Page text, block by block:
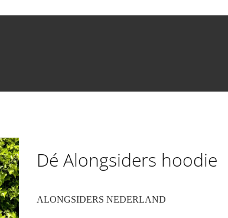
Dé Alongsiders hoodie
ALONGSIDERS NEDERLAND